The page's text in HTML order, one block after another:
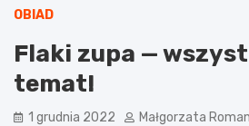
OBIAD
Flaki zupa —
temat!
1 grudnia 2022 Małgorzata